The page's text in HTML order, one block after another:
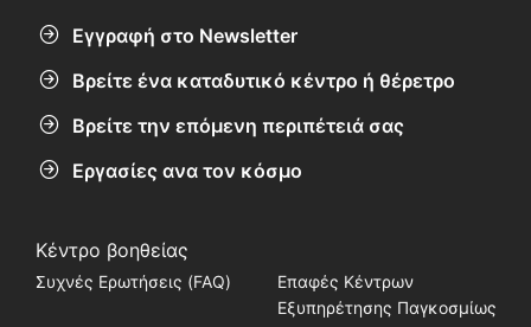
Εγγραφή στο Newsletter
Βρείτε ένα καταδυτικό κέντρο ή θέρετρο
Βρείτε την επόμενη περιπέτειά σας
Εργασίες ανα τον κόσμο
Κέντρο βοηθείας
Συχνές Ερωτήσεις (FAQ)
Επαφές Κέντρων
Εξυπηρέτησης Παγκοσμίως